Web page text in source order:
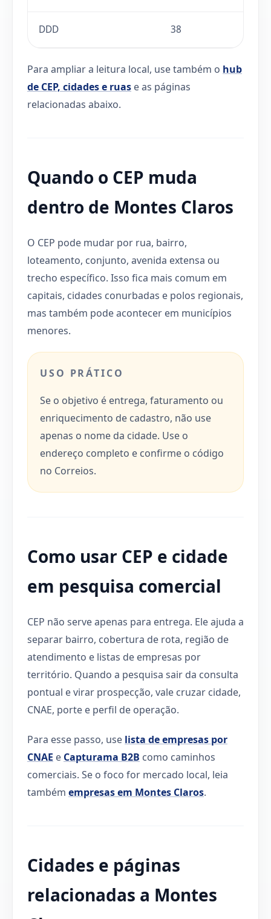
DDD 38
Para ampliar a leitura local, use também o hub
de CEP, cidades e ruas e as páginas
relacionadas abaixo.
Quando o CEP muda
dentro de Montes Claros
O CEP pode mudar por rua, bairro,
loteamento, conjunto, avenida extensa ou
trecho específico. Isso fica mais comum em
capitais, cidades conurbadas e polos regionais,
mas também pode acontecer em municípios
menores.
USO PRÁTICO
Se o objetivo é entrega, faturamento ou
enriquecimento de cadastro, não use
apenas o nome da cidade. Use o
endereço completo e confirme o código
no Correios.
Como usar CEP e cidade
em pesquisa comercial
CEP não serve apenas para entrega. Ele ajuda a
separar bairro, cobertura de rota, região de
atendimento e listas de empresas por
território. Quando a pesquisa sair da consulta
pontual e virar prospecção, vale cruzar cidade,
CNAE, porte e perfil de operação.
Para esse passo, use lista de empresas por
CNAE e Capturama B2B como caminhos
comerciais. Se o foco for mercado local, leia
também empresas em Montes Claros.
Cidades e páginas
relacionadas a Montes